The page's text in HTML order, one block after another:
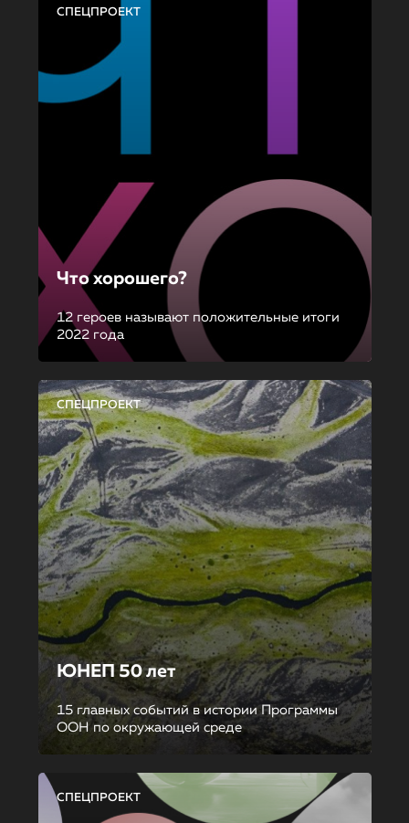
СПЕЦПРОЕКТ
Что хорошего?
12 героев называют положительные итоги
2022 года
СПЕЦПРОЕКТ
ЮНЕП 50 лет
15 главных событий в истории Программы
ООН по окружающей среде
СПЕЦПРОЕКТ